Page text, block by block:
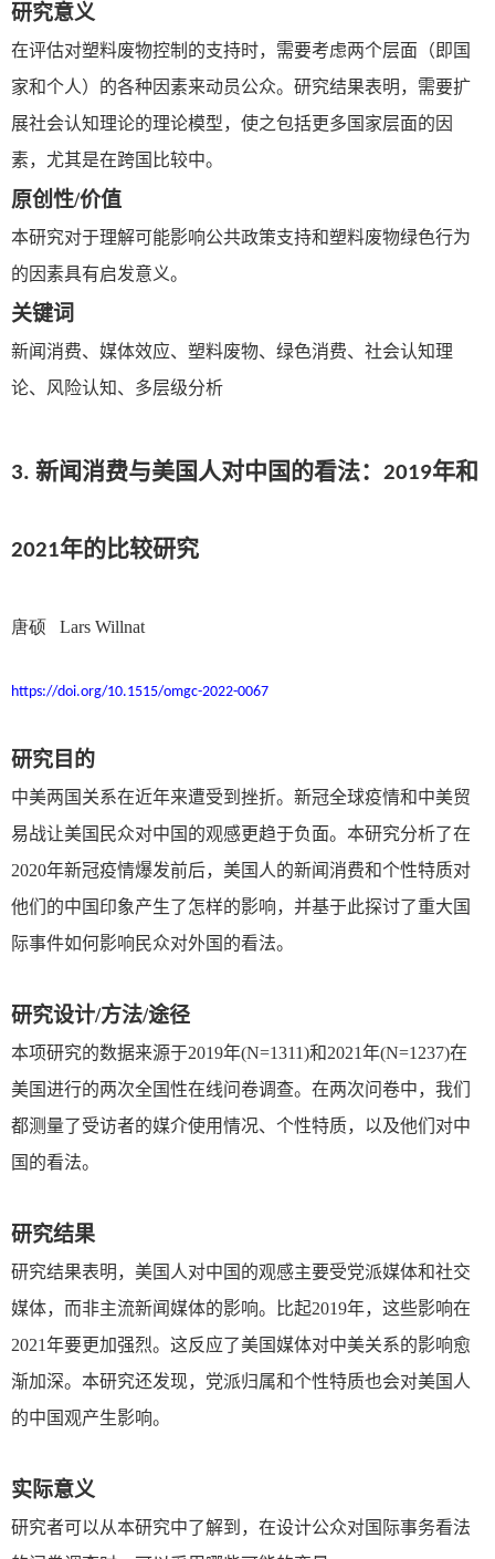
研究意义
在评估对塑料废物控制的支持时，需要考虑两个层面（即国
家和个人）的各种因素来动员公众。研究结果表明，需要扩
展社会认知理论的理论模型，使之包括更多国家层面的因
素，尤其是在跨国比较中。
原创性/价值
本研究对于理解可能影响公共政策支持和塑料废物绿色行为
的因素具有启发意义。
关键词
新闻消费、媒体效应、塑料废物、绿色消费、社会认知理
论、风险认知、多层级分析
3. 新闻消费与美国人对中国的看法： 2019年和
2021年的比较研究
唐硕 Lars Willnat
https://doi.org/10.1515/omgc-2022-0067
研究目的
中美两国关系在近年来遭受到挫折。新冠全球疫情和中美贸
易战让美国民众对中国的观感更趋于负面。本研究分析了在
2020年新冠疫情爆发前后，美国人的新闻消费和个性特质对
他们的中国印象产生了怎样的影响，并基于此探讨了重大国
际事件如何影响民众对外国的看法。
研究设计/方法/途径
本项研究的数据来源于2019年(N=1311)和2021年(N=1237)在
美国进行的两次全国性在线问卷调查。在两次问卷中，我们
都测量了受访者的媒介使用情况、个性特质，以及他们对中
国的看法。
研究结果
研究结果表明，美国人对中国的观感主要受党派媒体和社交
媒体，而非主流新闻媒体的影响。比起2019年，这些影响在
2021年要更加强烈。这反应了美国媒体对中美关系的影响愈
渐加深。本研究还发现，党派归属和个性特质也会对美国人
的中国观产生影响。
实际意义
研究者可以从本研究中了解到，在设计公众对国际事务看法